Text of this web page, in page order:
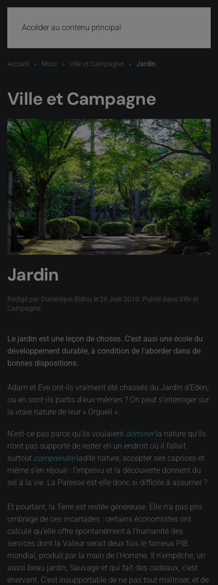
Accéder au contenu principal
Accueil Mots Ville et Campagne Jardin
Ville et Campagne
Jardin
Rédigé par Dominique Bidou le 29 Juin 2010 . Publié dans Ville et
Campagne
Le jardin est une leçon de choses. C'est ausi une école du
développement durable, à condition de l'aborder dans de
bonnes dispositions.
Adam et Eve ont-ils vraiment été chassés du Jardin d’Eden,
ou en sont-ils partis d’eux-mêmes ? On peut s’interroger sur
la vraie nature de leur « Orgueil ».
N’est-ce pas parce qu’ils voulaient dominerla nature qu’ils
n’ont pas supporté de rester en un endroit où il fallait
surtout comprendreladite nature, accepter ses caprices et
même s’en réjouir : l’imprévu et la découverte donnent du
sel à la vie. La Paresse est-elle donc si difficile à assumer ?
Et pourtant, la Terre est restée généreuse. Elle n’a pas pris
ombrage de ces incartades : certains économistes ont
calculé qu’elle offre spontanément à l’humanité des
services dont la Valeur serait deux fois le fameux PIB
mondial, produit par la main de l’Homme. Il n’empêche, un
aussi beau jardin, Sauvage et qui fait des cadeaux, c’est
énervant. C’est insupportable de ne pas tout maîtriser, et de